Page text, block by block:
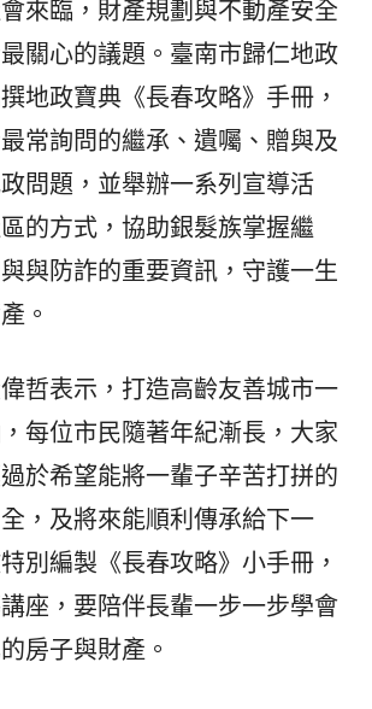
來臨，財產規劃與不動產安全
關心的議題。臺南市歸仁地政
地政寶典《長春攻略》手冊，
常詢問的繼承、遺囑、贈與及
問題，並舉辦一系列宣導活
的方式，協助銀髮族掌握繼
與防詐的重要資訊，守護一生
。
哲表示，打造高齡友善城市一
每位市民隨著年紀漸長，大家
於希望能將一輩子辛苦打拼的
，及將來能順利傳承給下一
別編製《長春攻略》小手冊，
座，要陪伴長輩一步一步學會
房子與財產。